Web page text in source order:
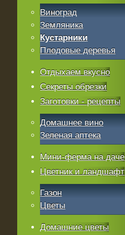
Виноград
Земляника
Кустарники
Плодовые деревья
Отдыхаем вкусно
Секреты обрезки
Заготовки - рецепты
Домашнее вино
Зеленая аптека
Мини-ферма на даче
Цветник и ландшафт
Газон
Цветы
Домашние цветы